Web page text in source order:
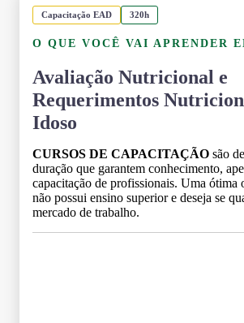
Capacitação EAD 320h
O QUE VOCÊ VAI APRENDER
Avaliação Nutricional e
Requerimentos
Idoso
CURSOS DE CAPACITAÇÃO são
duração que garantem conhecimento,
capacitação de profissionais. Uma ótima
não possui ensino superior e deseja se
mercado de trabalho.